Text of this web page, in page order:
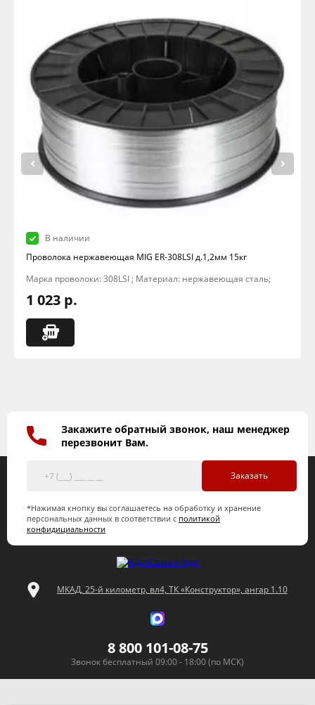
В наличии
Проволока нержавеющая MIG ER-308LSI д.1,2мм 15кг
Марка проволоки: 308LSI ; Материал: нержавеющая сталь;
1 023 р.
Закажите обратный звонок, наш менеджер
перезвонит Вам.
Заказать
*Нажимая кнопку вы соглашаетесь на обработку и хранение
персональных данных в соответствии с политикой
конфидициальности
МКАД, 25-й километр, вл4, ТК «Конструктор», ангар 1.10
8 800 101-08-75
Звонок бесплатный 09:00 - 18:00 (по МСК)